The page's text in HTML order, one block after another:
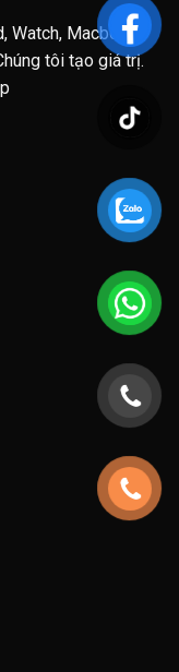
Watch, Macbook,
tôi tạo giá trị.